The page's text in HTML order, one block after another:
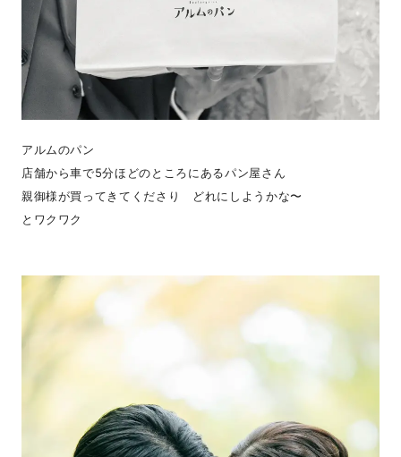
アルムのパン
店舗から車で5分ほどのところにあるパン屋さん
親御様が買ってきてくださり どれにしようかな〜
とワクワク